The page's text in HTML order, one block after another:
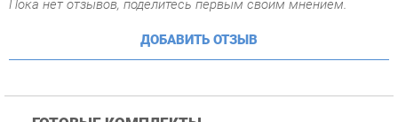
ГОТОВЫЕ КОМПЛЕКТЫ